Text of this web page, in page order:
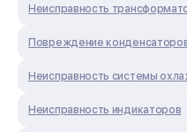
Неисправность
Повреждение
Неисправность системы
Неисправность индикаторов